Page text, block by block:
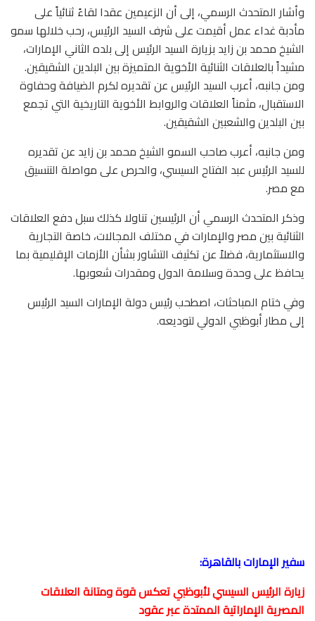
وأشار المتحدث الرسمي، إلى أن الزعيمين عقدا لقاءً ثنائياً على
مأدبة غداء عمل أقيمت على شرف السيد الرئيس، رحب خلالها سمو
الشيخ محمد بن زايد بزيارة السيد الرئيس إلى بلده الثاني الإمارات،
مشيداً بالعلاقات الثنائية الأخوية المتميزة بين البلدين الشقيقين.
ومن جانبه، أعرب السيد الرئيس عن تقديره لكرم الضيافة وحفاوة
الاستقبال، مثمناً العلاقات والروابط الأخوية التاريخية التي تجمع
بين البلدين والشعبين الشقيقين.
ومن جانبه، أعرب صاحب السمو الشيخ محمد بن زايد عن تقديره
للسيد الرئيس عبد الفتاح السيسي، والحرص على مواصلة التنسيق
مع مصر.
وذكر المتحدث الرسمي أن الرئيسين تناولا كذلك سبل دفع العلاقات
الثنائية بين مصر والإمارات في مختلف المجالات، خاصة التجارية
والاستثمارية، فضلاً عن تكثيف التشاور بشأن الأزمات الإقليمية بما
يحافظ على وحدة وسلامة الدول ومقدرات شعوبها.
وفي ختام المباحثات، اصطحب رئيس دولة الإمارات السيد الرئيس
إلى مطار أبوظبي الدولي لتوديعه.
سفير الإمارات بالقاهرة:
زيارة الرئيس السيسي لأبوظبي تعكس قوة ومتانة العلاقات
المصرية الإماراتية الممتدة عبر عقود